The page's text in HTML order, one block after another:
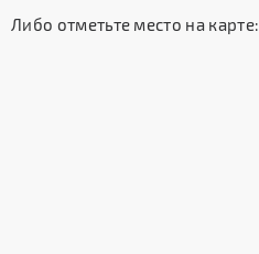
Либо отметьте место на карте: